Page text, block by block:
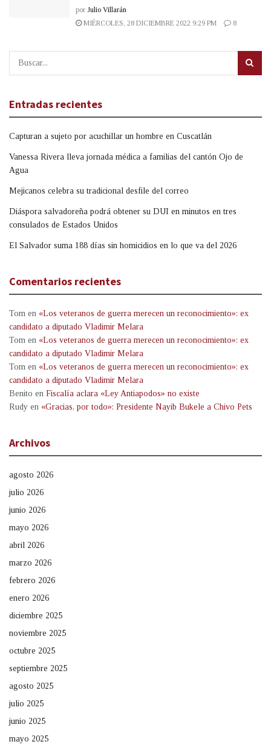
por Julio Villarán
MIÉRCOLES, 28 DICIEMBRE 2022 9:29 PM
8
Entradas recientes
Capturan a sujeto por acuchillar un hombre en Cuscatlán
Vanessa Rivera lleva jornada médica a familias del cantón Ojo de
Agua
Mejicanos celebra su tradicional desfile del correo
Diáspora salvadoreña podrá obtener su DUI en minutos en tres
consulados de Estados Unidos
El Salvador suma 188 días sin homicidios en lo que va del 2026
Comentarios recientes
Tom en «Los veteranos de guerra merecen un reconocimiento»: ex
candidato a diputado Vladimir Melara
Tom en «Los veteranos de guerra merecen un reconocimiento»: ex
candidato a diputado Vladimir Melara
Tom en «Los veteranos de guerra merecen un reconocimiento»: ex
candidato a diputado Vladimir Melara
Benito en Fiscalía aclara «Ley Antiapodos» no existe
Rudy en «Gracias, por todo»: Presidente Nayib Bukele a Chivo Pets
Archivos
agosto 2026
julio 2026
junio 2026
mayo 2026
abril 2026
marzo 2026
febrero 2026
enero 2026
diciembre 2025
noviembre 2025
octubre 2025
septiembre 2025
agosto 2025
julio 2025
junio 2025
mayo 2025